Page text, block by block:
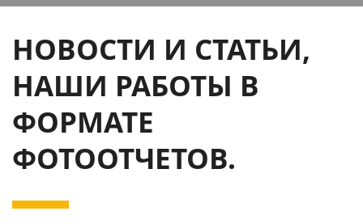
НОВОСТИ И СТАТЬИ,
НАШИ РАБОТЫ В
ФОРМАТЕ
ФОТООТЧЕТОВ.